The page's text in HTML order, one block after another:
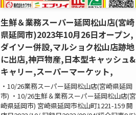
生鮮＆業務スーパー延岡松山店(宮崎
県延岡市)2023年10月26日オープン,
ダイソー併設,マルショク松山店跡地
に出店,神戸物産,日本型キャッシュ&
キャリー,スーパーマーケット,
・10/26業務スーパー延岡松山店(宮崎県延岡
市) ・10/26生鮮＆業務スーパー延岡松山店(宮
崎県延岡市) 宮崎県延岡市松山町1221-159 開